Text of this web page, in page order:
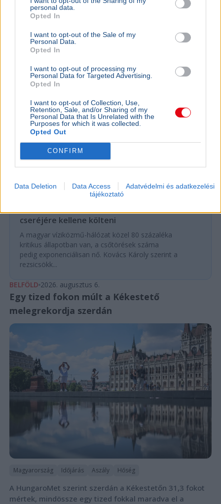
personal data.
Opted In
I want to opt-out of the Sale of my
Personal Data.
Opted In
I want to opt-out of processing my
Personal Data for Targeted Advertising.
Opted In
I want to opt-out of Collection, Use,
Retention, Sale, and/or Sharing of my
Personal Data that Is Unrelated with the
Purposes for which it was collected.
Opted Out
CONFIRM
Data Deletion Data Access
Adatvédelmi és adatkezelési
tájékoztató
a többi szakaszon pótlóbusz közlekedik. Bővebben...
Rezsicsökkentés
BELFÖLD
Összeomlás szélén a víziközmű-rendszer:
cseréjére kellene költeni
A magyar víziközmű-hálózat közel 80 százaléka
kritikus állapotban van, a csőtörések száma
pedig exponenciálisan nő. Kovács Károly szerint a
rezsicsökk...
GAZDASÁG
Az Amundi
BELFÖLD 2026. augusztus 6.
Egy tized fokon múlt a Kékestető
melegrekordja szerdán
Magyarország Időjárás Aszály Hőség
A HungaroMet szerint szerdán a Kékestetőn 31,3 fokot
mértek, mindössze egy tized fokkal maradva el a